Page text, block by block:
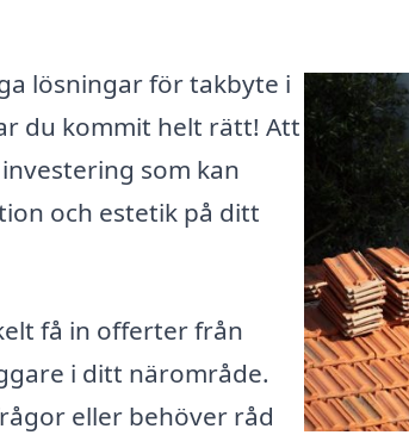
lösningar för takbyte i
du kommit helt rätt! Att
som kan
och estetik på ditt
få in offerter från
i ditt närområde.
eller behöver råd